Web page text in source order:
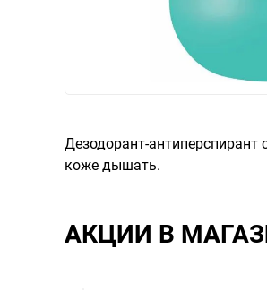
Дезодорант-
коже дышать.
АКЦИИ В